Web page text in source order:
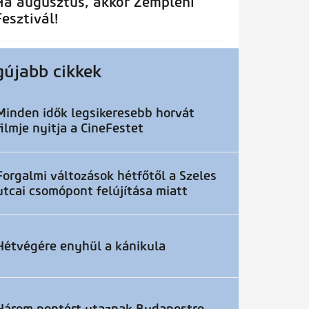
cikkek
idők legsikeresebb horvát
nyitja a CineFestet
változások hétfőtől a Szeles
csomópont felújítása miatt
enyhül a kánikula